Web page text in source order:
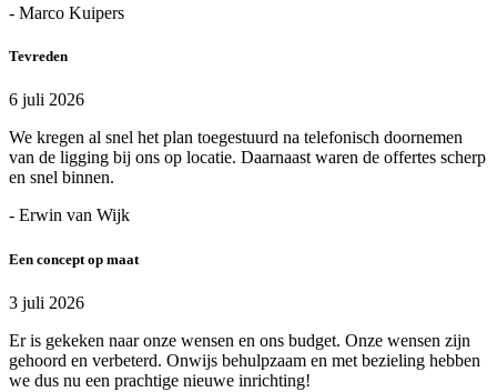
- Marco Kuipers
Tevreden
6 juli 2026
We kregen al snel het plan toegestuurd na telefonisch doornemen
van de ligging bij ons op locatie. Daarnaast waren de offertes scherp
en snel binnen.
- Erwin van Wijk
Een concept op maat
3 juli 2026
Er is gekeken naar onze wensen en ons budget. Onze wensen zijn
gehoord en verbeterd. Onwijs behulpzaam en met bezieling hebben
we dus nu een prachtige nieuwe inrichting!